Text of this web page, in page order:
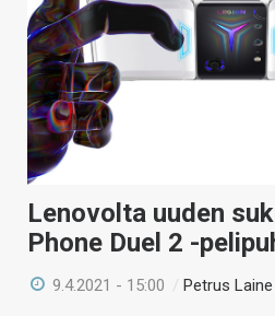
Lenovolta uuden
Phone Duel 2 -
9.4.2021 - 15:00 / Petrus Laine